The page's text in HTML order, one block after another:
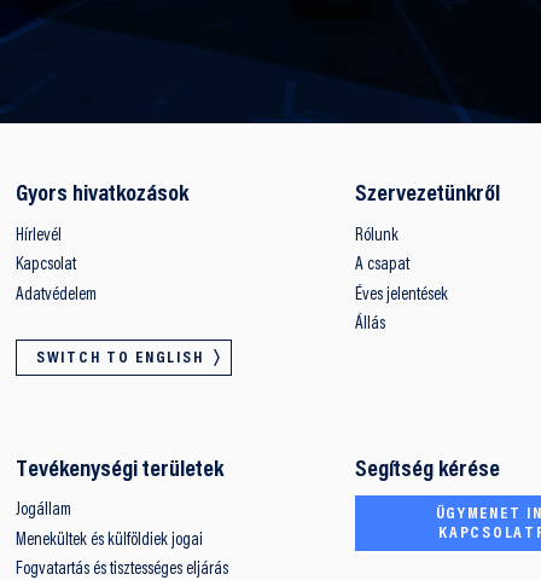
Gyors hivatkozások
Hírlevél
Kapcsolat
Adatvédelem
SWITCH TO ENGLISH
Szervezetünkről
Rólunk
A csapat
Éves jelentések
Állás
Tevékenységi területek
Jogállam
Menekültek és külföldiek jogai
Fogvatartás és tisztességes eljárás
Segítség kérése
ÜGYMENET